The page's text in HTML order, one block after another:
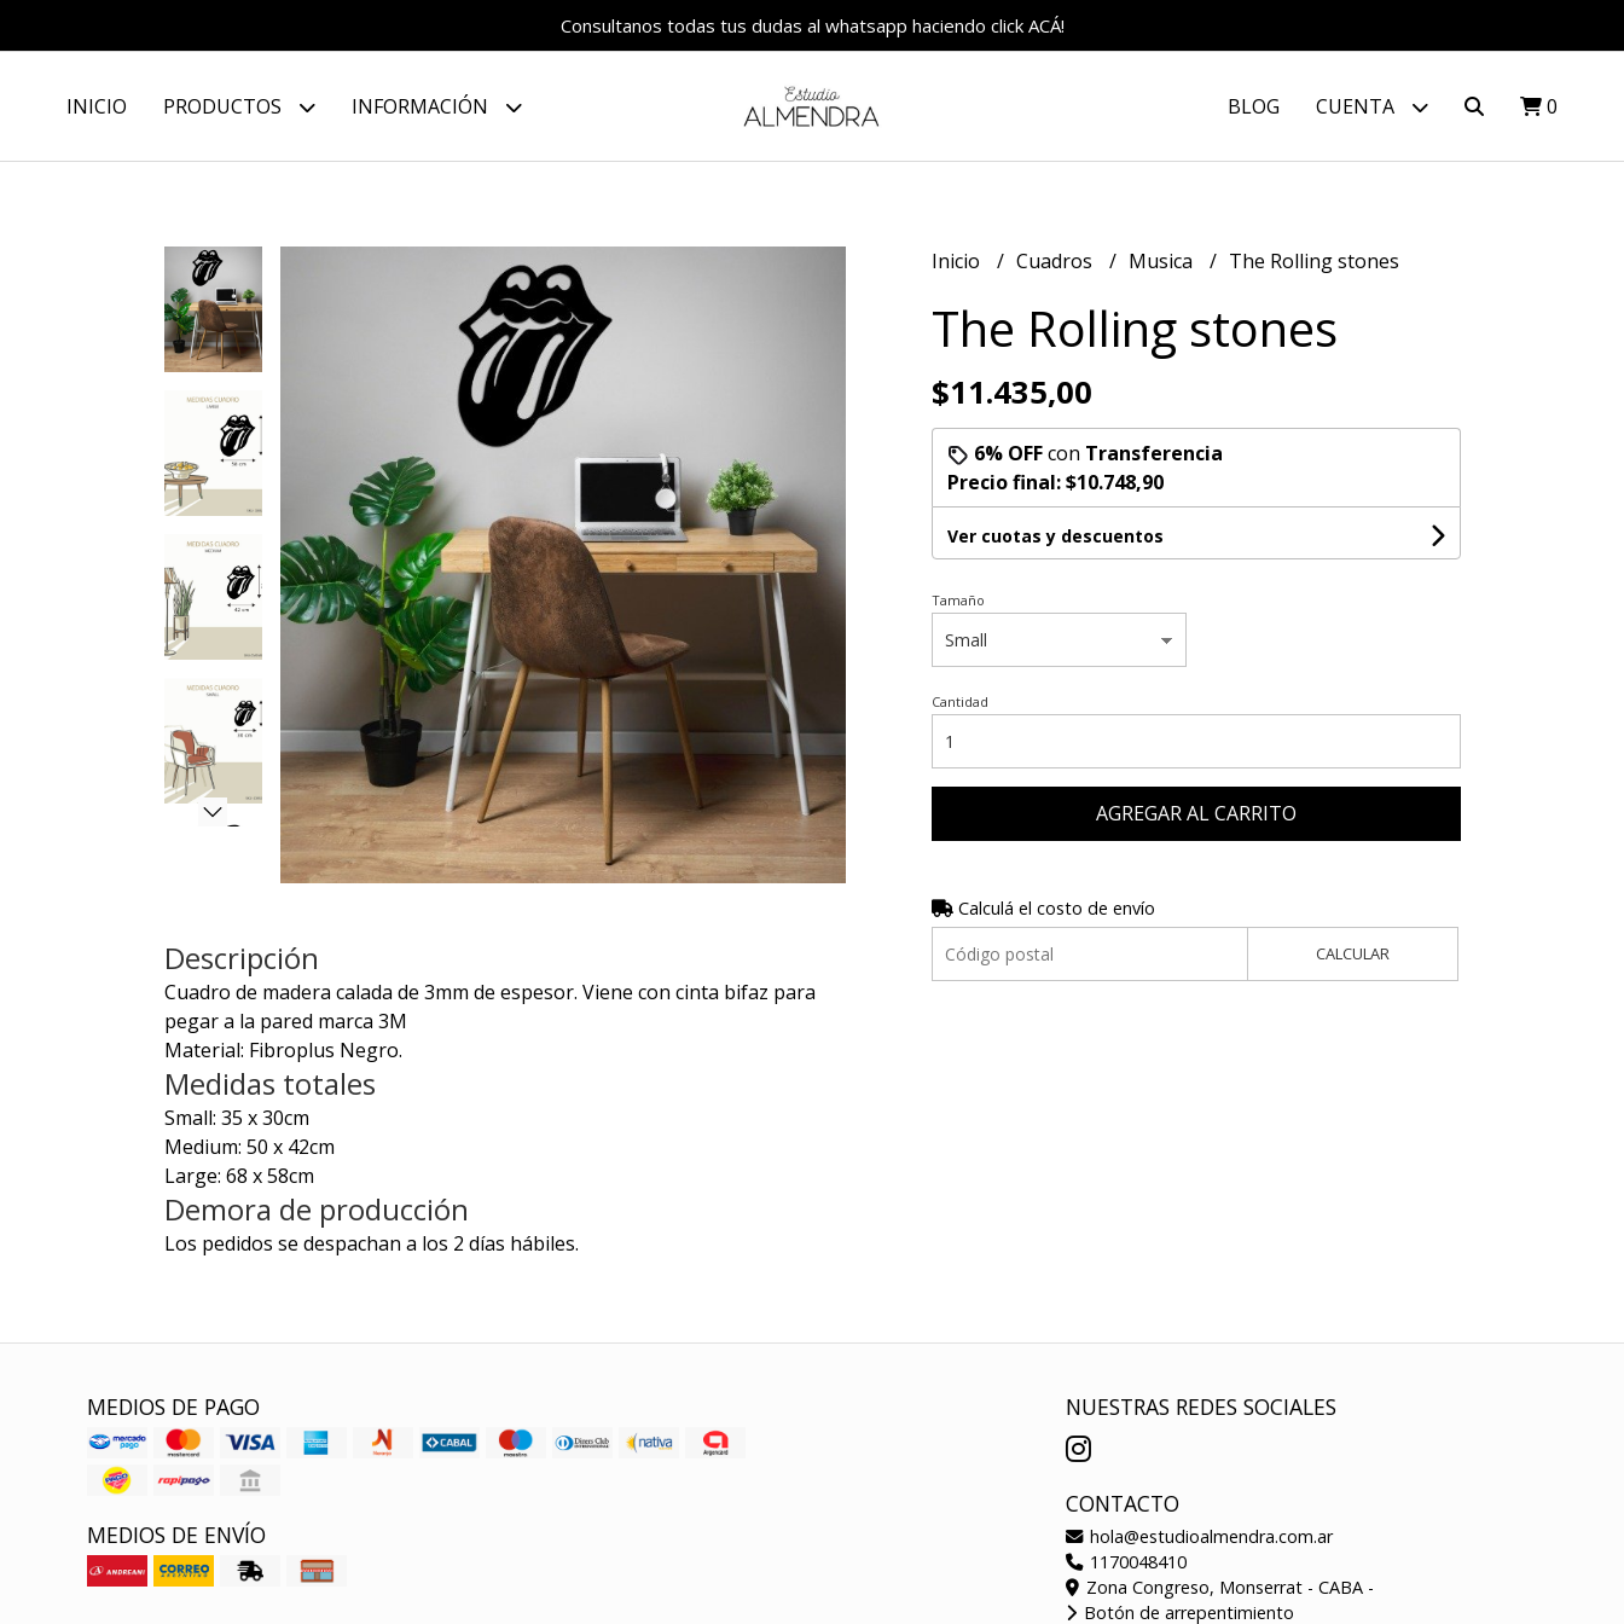
Consultanos todas tus dudas al whatsapp haciendo click ACÁ!
INICIO PRODUCTOS INFORMACIÓN BLOG CUENTA 0
Descripción
Cuadro de madera calada de 3mm de espesor. Viene con cinta bifaz para
pegar a la pared marca 3M
Material: Fibroplus Negro.
Medidas totales
Small: 35 x 30cm
Medium: 50 x 42cm
Large: 68 x 58cm
Demora de producción
Los pedidos se despachan a los 2 días hábiles.
Inicio Cuadros Musica The Rolling stones
The Rolling stones
$11.435,00
6% OFFcon Transferencia
Precio final:$10.748,90
Ver cuotas y descuentos
Tamaño
Cantidad
AGREGAR AL CARRITO
Calculá el costo de envío
CALCULAR
MEDIOS DE PAGO
MEDIOS DE ENVÍO
NUESTRAS REDES SOCIALES
CONTACTO
hola@estudioalmendra.com.ar
1170048410
Zona Congreso, Monserrat - CABA -
Botón de arrepentimiento